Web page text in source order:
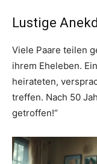
Lustige
Viele Paare teilen
ihrem Eheleben.
heirateten,
treffen. Nach 50
getroffen!“